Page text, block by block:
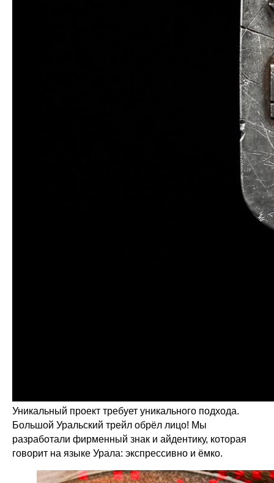
Уникальный проект требует уникального подхода.
Большой Уральский трейл обрёл лицо! Мы
разработали фирменный знак и айдентику, которая
говорит на языке Урала: экспрессивно и ёмко.